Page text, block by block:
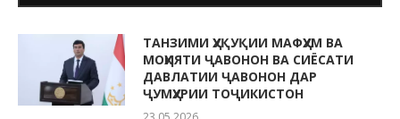
ТАНЗИМИ ҲУҚУҚИИ МАФҲУМ ВА
МОҲИЯТИ ҶАВОНОН ВА СИЁСАТИ
ДАВЛАТИИ ҶАВОНОН ДАР
ҶУМҲУРИИ ТОҶИКИСТОН